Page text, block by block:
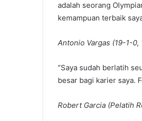
adalah seorang
kemampuan terbaik
Antonio Vargas (19-1-0,
“Saya sudah berlatih
besar bagi karier saya.
Robert Garcia (Pelatih